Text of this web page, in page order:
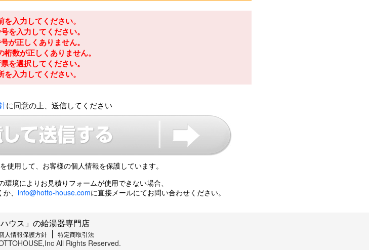
を入力してください。
を入力してください。
が正しくありません。
桁数が正しくありません。
を選択してください。
を入力してください。
に同意の上、送信してください
使用して、 お客様の個人情報を保護しています。
環境により お見積りフォームが使用できない場合、
、 info@hotto-house.comに直接メールにてお問い合わせください。
ハウス」の給湯器専門店
人情報保護方針 特定商取引法
All Rights Reserved.